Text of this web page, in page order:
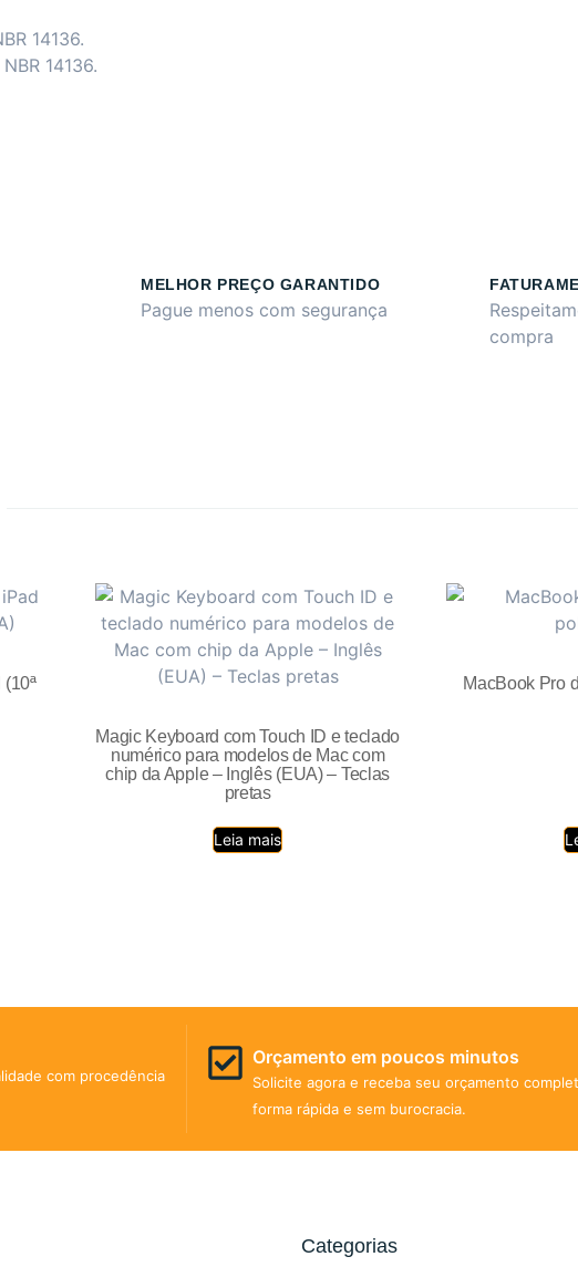
14136.
14136.
MELHOR PREÇO GARANTIDO
Pague menos com segurança
compra
Magic Keyboard com Touch ID e teclado
numérico para modelos de Mac com
chip da Apple – Inglês (EUA) – Teclas
pretas
Leia mais
MacBook Pro
com procedência
Orçamento em poucos minutos
Solicite agora e receba seu orçamento
forma rápida e sem burocracia.
Categorias